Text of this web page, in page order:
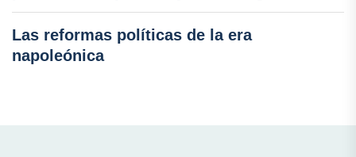
Las reformas políticas de la era
napoleónica